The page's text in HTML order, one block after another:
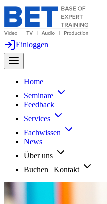
Einloggen
Home
Seminare
Feedback
Services
Fachwissen
News
Über uns
Buchen | Kontakt